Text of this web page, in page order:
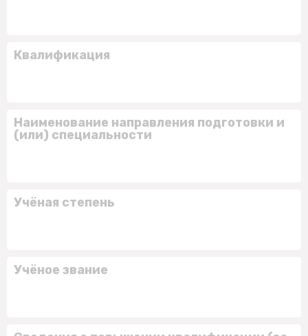
Квалификация
Наименование направления подготовки и
(или) специальности
Учёная степень
Учёное звание